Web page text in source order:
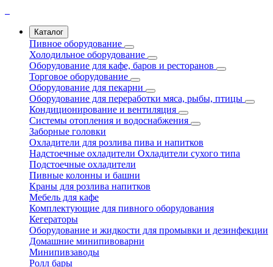
Каталог
Пивное оборудование
Холодильное оборудование
Оборудование для кафе, баров и ресторанов
Торговое оборудование
Оборудование для пекарни
Оборудование для переработки мяса, рыбы, птицы
Кондиционирование и вентиляция
Системы отопления и водоснабжения
Заборные головки
Охладители для розлива пива и напитков
Надстоечные охладители Охладители сухого типа
Подстоечные охладители
Пивные колонны и башни
Краны для розлива напитков
Мебель для кафе
Комплектующие для пивного оборудования
Кегераторы
Оборудование и жидкости для промывки и дезинфекции
Домашние минипивоварни
Минипивзаводы
Ролл бары